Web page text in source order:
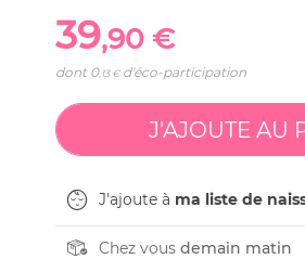
39,90 €
dont 0,13 €d'éco-participation
J'ajoute à ma liste de
Chez vous demain matin